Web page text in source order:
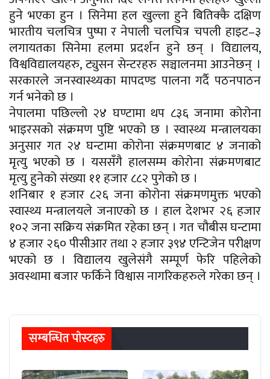
हुने भएका हुन । सिनेमा हल खुल्ला हुने बितिक्कै दक्षिण
भारतीय चलचित्र पुष्पा र नेपाली चलचित्र चपली हाइट–३
लगायतका सिनेमा हलमा प्रदर्शन हुने छन् । विद्यालय,
विश्वविद्यालयहरु, ट्युसन सेन्टरहरु सञ्चालनमा आउनेछन् ।
सरकारले जनस्वास्थ्यका मापदण्ड पालना गर्दै पठनपाठन
गर्न भनेको छ ।
नेपालमा पछिल्लो २४ घण्टामा थप ८३६ जनामा कोरोना
भाइरसको संक्रमण पुष्टि भएको छ । स्वास्थ्य मन्त्रालयका
अनुसार गत २४ घन्टामा कोरोना संक्रमणबाट ४ जनाको
मृत्यु भएको छ । यससँगै हालसम्म कोरोना संक्रमणबाट
मृत्यु हुनेको संख्या ११ हजार ८८२ पुगेको छ ।
शनिबार १ हजार ८२६ जना कोरोना संक्रमणमुक्त भएको
स्वास्थ्य मन्त्रालयले जनाएको छ । हाल देशभर २६ हजार
१०२ जना सक्रिय संक्रमित रहेका छन् । गत चौबीस घन्टामा
४ हजार २६० पीसीआर तथा २ हजार ३९४ एन्टिजेन परीक्षण
भएको छ । विद्यालय खुलेसंगै सम्पूर्ण फेरि पहिलेको
अवस्थामा बजार फर्किने विश्वास नागरिकहरुले गरेका छन् ।
सम्बन्धित पाेस्टहरु